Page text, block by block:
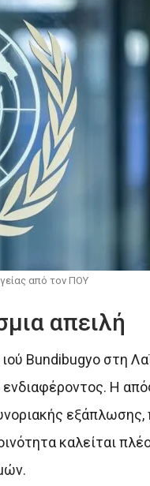
από τον ΠΟΥ
απειλή
Bundibugyo στη
Η
εξάπλωσης,
καλείται